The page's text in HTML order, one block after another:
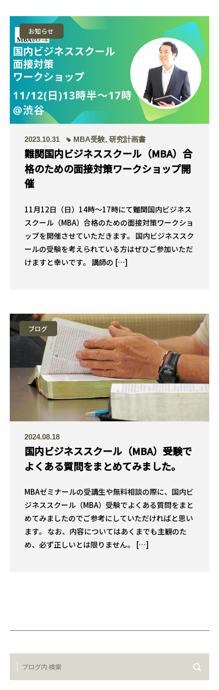
お知らせ
2023.10.31 MBA受験, 研究計画書
難関国内ビジネススクール（MBA）合
格のための面接対策ワークショップ開
催
11月12日（日）14時〜17時にて難関国内ビジネス
スクール（MBA）合格のための面接対策ワークショ
ップを開催させていただきます。 国内ビジネススク
ールの受験を考えられている方はぜひご参加いただ
けますと幸いです。 講師の […]
ブログ
2024.08.18
国内ビジネススクール（MBA）受験で
よくある質問をまとめてみました。
MBAゼミナールの受講生や無料相談の際に、国内ビ
ジネススクール（MBA）受験でよくある質問をまと
めてみましたのでご参考にしていただければと思い
ます。 なお、内容についてはあくまでも主観のた
め、必ず正しいとは限りません。 […]